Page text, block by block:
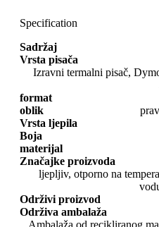
Specification
Sadržaj
Vrsta pisača
Izravni termalni pisač,
format
oblik
Vrsta ljepila
Boja
materijal
Značajke proizvoda
ljepljiv, otporno na
Održivi proizvod
Održiva ambalaža
Ambalaža od recikliranog